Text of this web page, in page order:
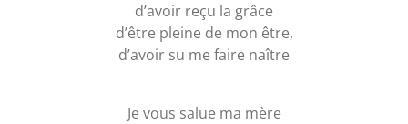
d’avoir reçu la grâce
d’être pleine de mon être,
d’avoir su me faire naître
Je vous salue ma mère